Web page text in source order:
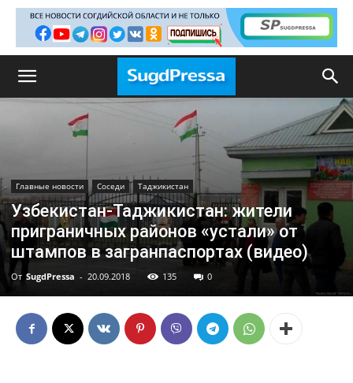
Главные новости Соседи Таджикистан
Узбекистан-Таджикистан: жители
приграничных районов «устали» от
штампов в загранпаспортах (видео)
От SugdPressa - 20.09.2018 135 0